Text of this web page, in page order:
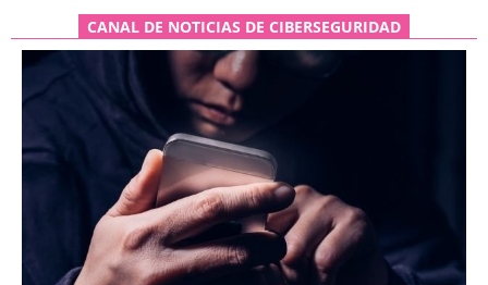
CANAL DE NOTICIAS DE CIBERSEGURIDAD